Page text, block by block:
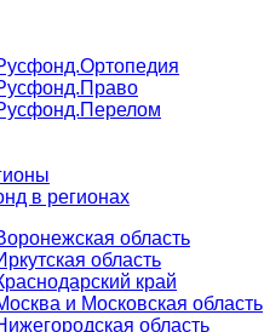
Ортопедия
Право
Перелом
в регионах
область
область
край
и Московская область
область